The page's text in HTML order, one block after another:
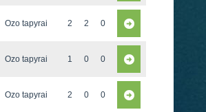
Ozo tapyrai 2 2 0
Ozo tapyrai 1 0 0
Ozo tapyrai 2 0 0